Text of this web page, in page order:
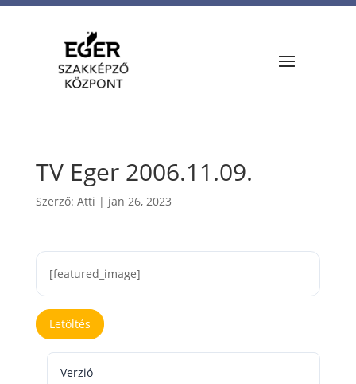
TV Eger 2006.11.09.
Szerző: Atti | jan 26, 2023
[featured_image]
Letöltés
Verzió